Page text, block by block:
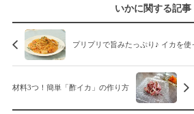
いかに関する記事
プリプリで旨みたっぷり♪ イカを
材料3つ！簡単「酢イカ」の作り方